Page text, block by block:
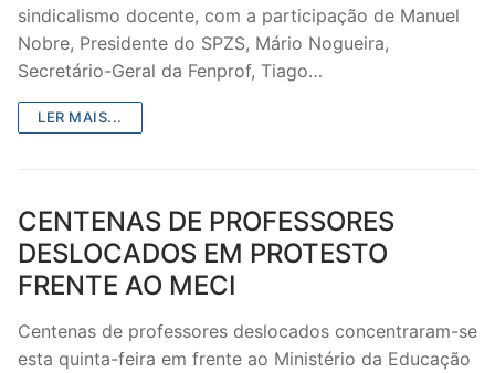
sindicalismo docente, com a participação de Manuel
Nobre, Presidente do SPZS, Mário Nogueira,
Secretário-Geral da Fenprof, Tiago…
LER MAIS...
CENTENAS DE PROFESSORES
DESLOCADOS EM PROTESTO
FRENTE AO MECI
Centenas de professores deslocados concentraram-se
esta quinta-feira em frente ao Ministério da Educação